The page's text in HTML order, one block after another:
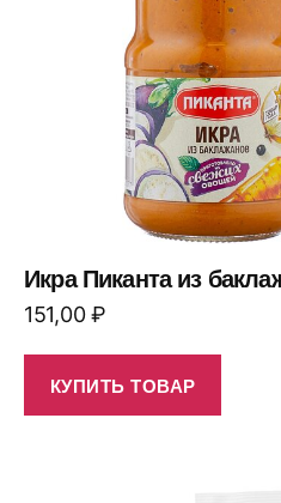
Икра Пиканта из
151,00₽
КУПИТЬ ТОВАР